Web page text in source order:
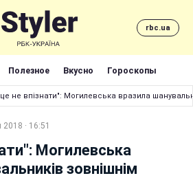
rbc.ua
Полезное Вкусно Гороскопы
не впізнати": Могилевська вразила
· 16:51
Могилевська
зовнішнім